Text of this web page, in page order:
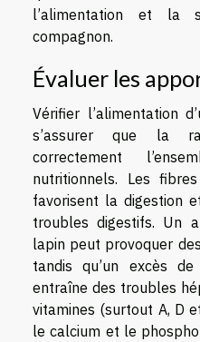
l’alimentation et la
compagnon.
Évaluer les
Vérifier l’alimentation
s’assurer que la
correctement
nutritionnels. Les
favorisent la digestion
troubles digestifs. Un
lapin peut provoquer
tandis qu’un excès
entraîne des troubles
vitamines (surtout A, D
le calcium et le